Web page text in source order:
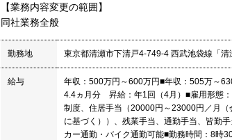
【業務内容変更の範囲】
同社業務全般
勤務地 東京都清瀬市下清戸4-749-4 西武池袋線「
給与
年収：500万円～600万円■年収：505万～
4.4ヵ月分 昇給：年1回（4月）■雇用形態
制度、住居手当（20000円～23000円／月
に基づく））、残業手当、通勤手当、皆勤
カー通勤・バイク通勤可能■勤務時間：8